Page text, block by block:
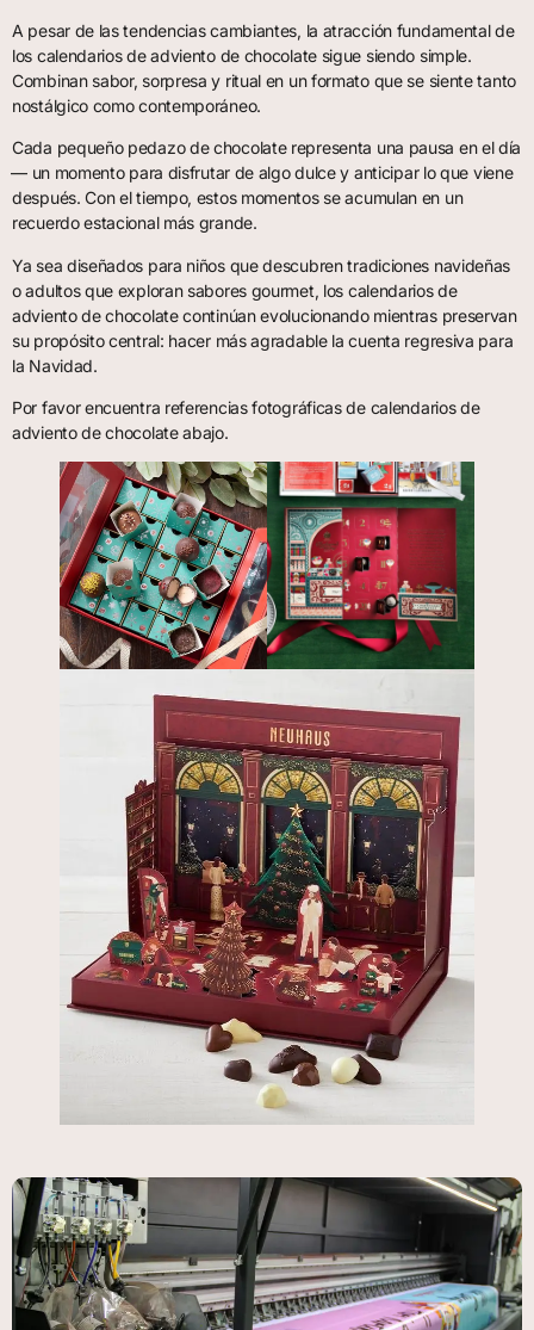
A pesar de las tendencias cambiantes, la atracción fundamental de
los calendarios de adviento de chocolate sigue siendo simple.
Combinan sabor, sorpresa y ritual en un formato que se siente tanto
nostálgico como contemporáneo.
Cada pequeño pedazo de chocolate representa una pausa en el día
— un momento para disfrutar de algo dulce y anticipar lo que viene
después. Con el tiempo, estos momentos se acumulan en un
recuerdo estacional más grande.
Ya sea diseñados para niños que descubren tradiciones navideñas
o adultos que exploran sabores gourmet, los calendarios de
adviento de chocolate continúan evolucionando mientras preservan
su propósito central: hacer más agradable la cuenta regresiva para
la Navidad.
Por favor encuentra referencias fotográficas de calendarios de
adviento de chocolate abajo.